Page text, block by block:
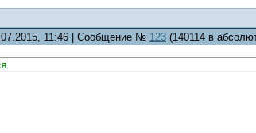
11:46 | Сообщение № 123 (140114 в